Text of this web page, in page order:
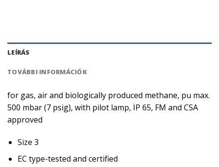
LEÍRÁS
TOVÁBBI INFORMÁCIÓK
for gas, air and biologically produced methane, pu max.
500 mbar (7 psig), with pilot lamp, IP 65, FM and CSA
approved
Size 3
EC type-tested and certified